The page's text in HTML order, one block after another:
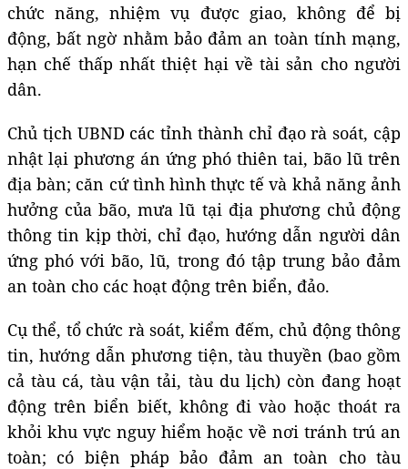
chức năng, nhiệm vụ được giao, không để bị
động, bất ngờ nhằm bảo đảm an toàn tính mạng,
hạn chế thấp nhất thiệt hại về tài sản cho người
dân.
Chủ tịch UBND các tỉnh thành chỉ đạo rà soát, cập
nhật lại phương án ứng phó thiên tai, bão lũ trên
địa bàn; căn cứ tình hình thực tế và khả năng ảnh
hưởng của bão, mưa lũ tại địa phương chủ động
thông tin kịp thời, chỉ đạo, hướng dẫn người dân
ứng phó với bão, lũ, trong đó tập trung bảo đảm
an toàn cho các hoạt động trên biển, đảo.
Cụ thể, tổ chức rà soát, kiểm đếm, chủ động thông
tin, hướng dẫn phương tiện, tàu thuyền (bao gồm
cả tàu cá, tàu vận tải, tàu du lịch) còn đang hoạt
động trên biển biết, không đi vào hoặc thoát ra
khỏi khu vực nguy hiểm hoặc về nơi tránh trú an
toàn; có biện pháp bảo đảm an toàn cho tàu